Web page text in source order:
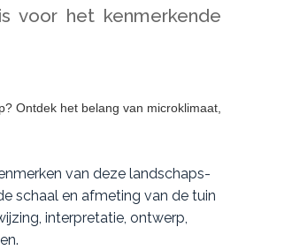
voor het kenmerkende
van deze landschaps-
schaal en afmeting van de tuin
interpretatie, ontwerp,